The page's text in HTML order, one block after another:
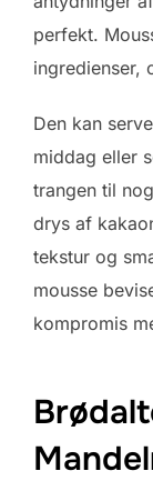
perfekt.
ingredienser,
Den kan
middag eller
trangen til
drys af
tekstur og
mousse
kompromis